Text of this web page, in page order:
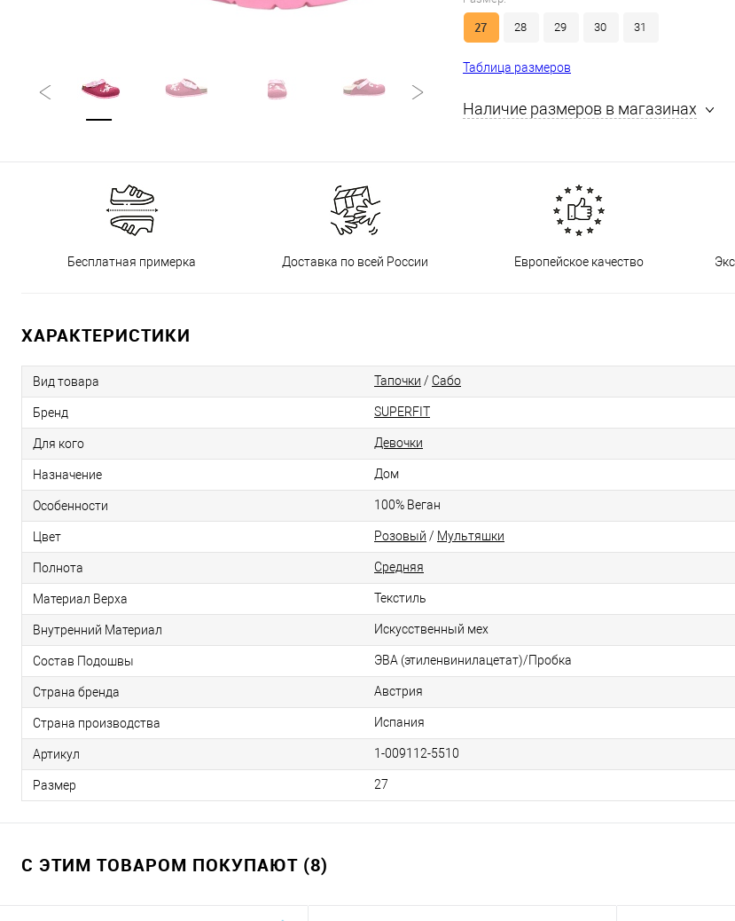
27 28 29 30 31
Таблица размеров
Наличие размеров в магазинах
Бесплатная примерка Доставка по всей России Европейское качество
ХАРАКТЕРИСТИКИ
Вид товара Тапочки / Сабо
Бренд SUPERFIT
Для кого Девочки
Назначение Дом
Особенности 100% Веган
Цвет Розовый / Мультяшки
Полнота Средняя
Материал Верха Текстиль
Внутренний Материал Искусственный мех
Состав Подошвы ЭВА (этиленвинилацетат)/Пробка
Страна бренда Австрия
Страна производства Испания
Артикул 1-009112-5510
Размер 27
С ЭТИМ ТОВАРОМ ПОКУПАЮТ (8)